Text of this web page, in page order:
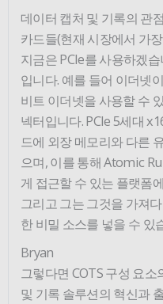
데이터 캡처 및 기록의 관
카드들(현재 시장에서 가
지금은 PCIe를 사용하겠
입니다. 예를 들어 이더넷
비트 이더넷을 사용할 수
넥터입니다. PCIe 5세대
드에 외장 메모리와 다른
으며, 이를 통해 Atomic
게 접근할 수 있는 플랫폼
그리고 그는 그것을 가져
한 비밀 소스를 넣을 수 있
Bryan
그렇다면 COTS 구성 요
및 기록 솔루션의 혁신과